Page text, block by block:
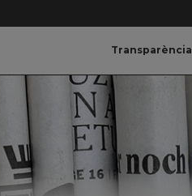
Transparència